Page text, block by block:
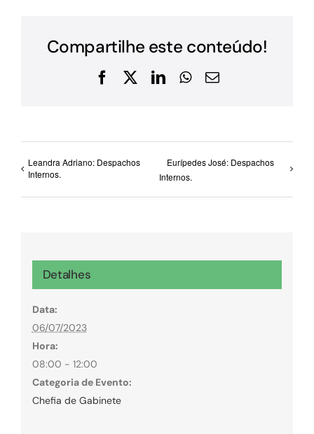
Compartilhe este conteúdo!
Facebook
X LinkedInWhatsApp
E-
Leandra Adriano: Despachos
Internos.
Eurípedes José: Despachos
Internos.
Detalhes
Data:
06/07/2023
Hora:
08:00 - 12:00
Categoria de Evento:
Chefia de Gabinete